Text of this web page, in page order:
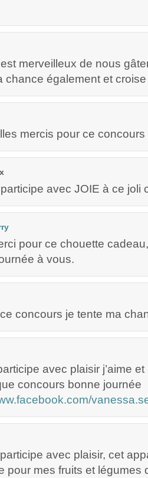
merveilleux de nous
chance également et
mercis pour ce
avec JOIE à ce joli
pour ce chouette
à vous.
concours je tente ma
avec plaisir j’aime
concours bonne journée
avec plaisir, cet
pour mes fruits et légumes